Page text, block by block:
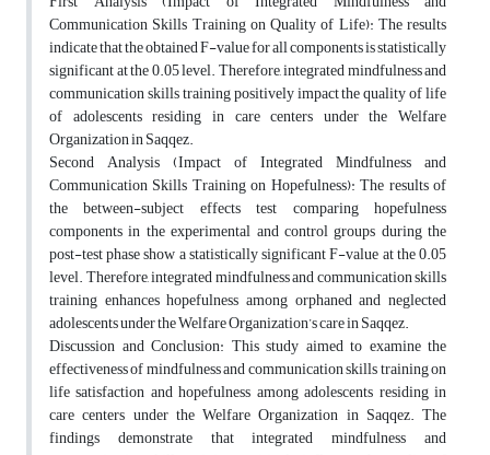
Communication Skills Training on Quality of Life): The results
indicate that the obtained F-value for all components is statistically
significant at the 0.05 level. Therefore, integrated mindfulness and
communication skills training positively impact the quality of life
of adolescents residing in care centers under the Welfare
Organization in Saqqez.
Second Analysis (Impact of Integrated Mindfulness and
Communication Skills Training on Hopefulness): The results of
the between-subject effects test comparing hopefulness
components in the experimental and control groups during the
post-test phase show a statistically significant F-value at the 0.05
level. Therefore, integrated mindfulness and communication skills
training enhances hopefulness among orphaned and neglected
adolescents under the Welfare Organization’s care in Saqqez.
Discussion and Conclusion: This study aimed to examine the
effectiveness of mindfulness and communication skills training on
life satisfaction and hopefulness among adolescents residing in
care centers under the Welfare Organization in Saqqez. The
findings demonstrate that integrated mindfulness and